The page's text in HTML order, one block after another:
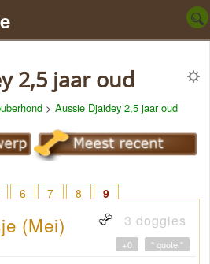
2,5 jaar oud
> Aussie Djaidey 2,5 jaar oud
6 7 8 9
(Mei) 3 doggies
" quote "
+0